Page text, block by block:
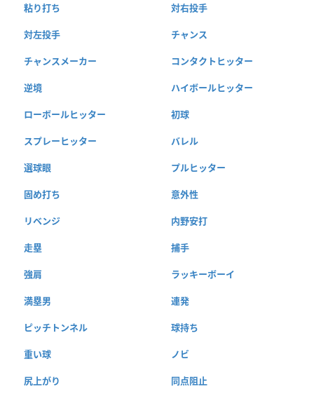
粘り打ち 対右投手
対左投手 チャンス
チャンスメーカー コンタクトヒッター
逆境 ハイボールヒッター
ローボールヒッター 初球
スプレーヒッター バレル
選球眼 プルヒッター
固め打ち 意外性
リベンジ 内野安打
走塁 捕手
強肩 ラッキーボーイ
満塁男 連発
ピッチトンネル 球持ち
重い球 ノビ
尻上がり 同点阻止